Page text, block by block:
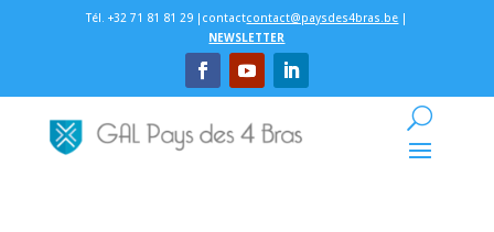
Tél. +32 71 81 81 29 |contactcontact@paysdes4bras.be |
NEWSLETTER